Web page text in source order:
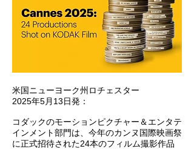
米国ニューヨーク州ロチェスター
2025年5月13日発：
コダックのモーションピクチャー＆エンタテ
インメント部門は、今年のカンヌ国際映画祭
に正式招待された24本のフィルム撮影作品